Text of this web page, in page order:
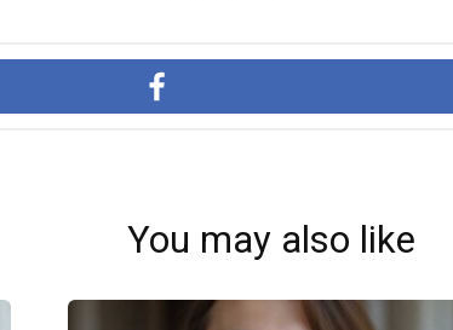
You may also like